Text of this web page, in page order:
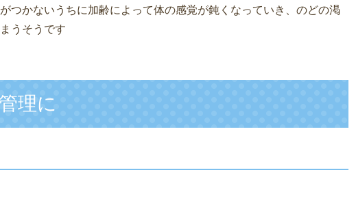
つかないうちに加齢によって体の感覚が鈍くなっていき、のどの渇
うそうです
理に